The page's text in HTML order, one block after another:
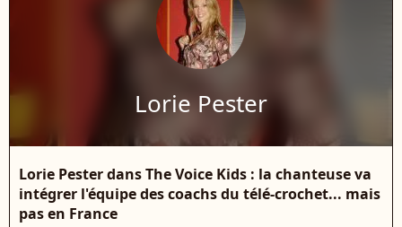
Lorie Pester
Lorie Pester dans The Voice Kids : la chanteuse va
intégrer l'équipe des coachs du télé-crochet... mais
pas en France